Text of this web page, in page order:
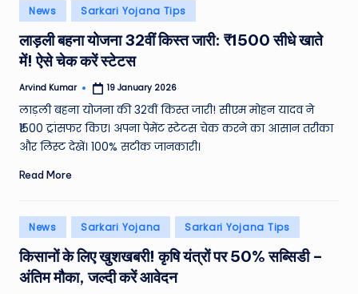
a
t
h
er
,
T
e
h
&
M
Posted
in
News Sarkari Yojana Tips
लाड़ली बहना योजना 32वीं किस्त जारी: ₹1500 सीधे खाते
में! ऐसे चेक करें स्टेटस
Posted
Arvind Kumar 19 January 2026
लाड़ली बहना योजना की 32वीं किस्त जारी! सीएम मोहन यादव ने
₹1500 ट्रांसफर किए। अपना पेमेंट स्टेटस चेक करने का आसान तरीका
और लिस्ट देखें। 100% सटीक जानकारी।
Read More
Posted
in
News Sarkari Yojana Sarkari Yojana Tips
किसानों के लिए खुशखबरी! कृषि यंत्रों पर 50% सब्सिडी –
अंतिम मौका, जल्दी करें आवेदन